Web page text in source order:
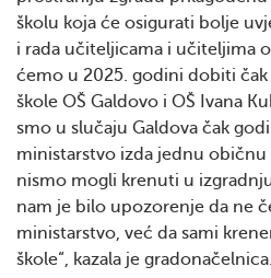
školu koja će osigurati bolje
i rada učiteljicama i učiteljima
ćemo u 2025. godini dobiti
škole OŠ Galdovo i OŠ Ivana
smo u slučaju Galdova čak
ministarstvo izda jednu običnu
nismo mogli krenuti u
nam je bilo upozorenje da ne
ministarstvo, već da sami
škole“, kazala je gradonačelnica.